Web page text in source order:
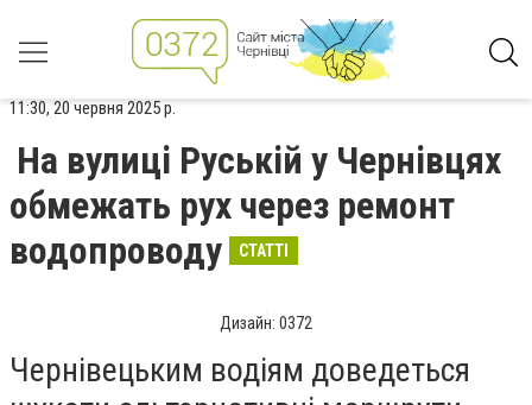
11:30, 20 червня 2025 р.
На вулиці Руській у Чернівцях
обмежать рух через ремонт
водопроводу
СТАТТІ
Дизайн: 0372
Чернівецьким водіям доведеться